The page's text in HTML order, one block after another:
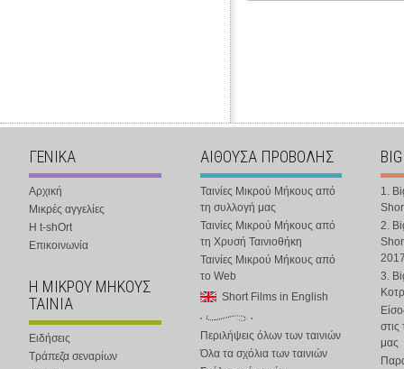
ΓΕΝΙΚΑ
Αρχική
Μικρές αγγελίες
Η t-shOrt
Επικοινωνία
Η ΜΙΚΡΟΥ ΜΗΚΟΥΣ
ΤΑΙΝΙΑ
Ειδήσεις
Τράπεζα σεναρίων
ΑΙΘΟΥΣΑ ΠΡΟΒΟΛΗΣ
Ταινίες Μικρού Μήκους από
τη συλλογή μας
Ταινίες Μικρού Μήκους από
τη Χρυσή Ταινιοθήκη
Ταινίες Μικρού Μήκους από
το Web
Short Films in English
Περιλήψεις όλων των ταινιών
Όλα τα σχόλια των ταινιών
1.
2.
3.
στις
μας